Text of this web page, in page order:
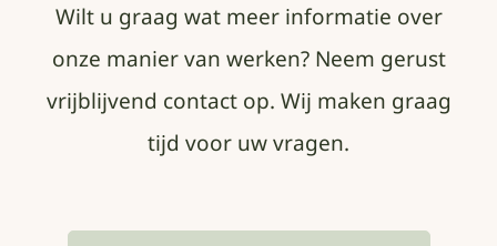
Wilt u graag wat meer informatie over
onze manier van werken? Neem gerust
vrijblijvend contact op. Wij maken graag
tijd voor uw vragen.